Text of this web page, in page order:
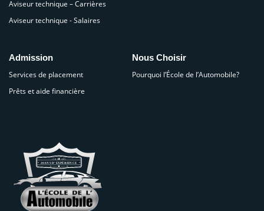
Aviseur technique – Carrières
Aviseur technique - Salaires
Admission
Services de placement
Prêts et aide financière
Nous Choisir
Pourquoi l’École de l’Automobile?